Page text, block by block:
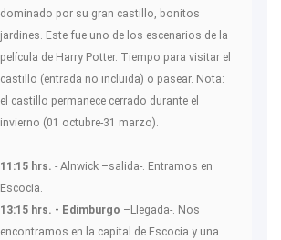
dominado por su gran castillo, bonitos
jardines. Este fue uno de los escenarios de la
película de Harry Potter. Tiempo para visitar el
castillo (entrada no incluida) o pasear. Nota:
el castillo permanece cerrado durante el
invierno (01 octubre-31 marzo).
11:15 hrs. - Alnwick –salida-. Entramos en
Escocia.
13:15 hrs. - Edimburgo –Llegada-. Nos
encontramos en la capital de Escocia y una